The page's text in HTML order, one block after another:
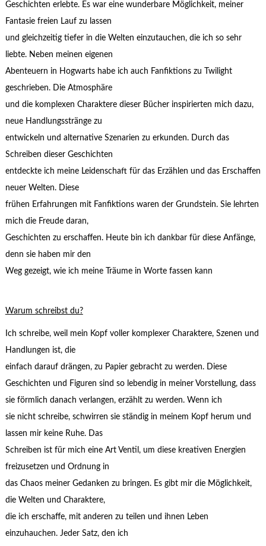
Geschichten erlebte. Es war eine wunderbare Möglichkeit, meiner
Fantasie freien Lauf zu lassen
und gleichzeitig tiefer in die Welten einzutauchen, die ich so sehr
liebte. Neben meinen eigenen
Abenteuern in Hogwarts habe ich auch Fanfiktions zu Twilight
geschrieben. Die Atmosphäre
und die komplexen Charaktere dieser Bücher inspirierten mich dazu,
neue Handlungsstränge zu
entwickeln und alternative Szenarien zu erkunden. Durch das
Schreiben dieser Geschichten
entdeckte ich meine Leidenschaft für das Erzählen und das Erschaffen
neuer Welten. Diese
frühen Erfahrungen mit Fanfiktions waren der Grundstein. Sie lehrten
mich die Freude daran,
Geschichten zu erschaffen. Heute bin ich dankbar für diese Anfänge,
denn sie haben mir den
Weg gezeigt, wie ich meine Träume in Worte fassen kann
Warum schreibst du?
Ich schreibe, weil mein Kopf voller komplexer Charaktere, Szenen und
Handlungen ist, die
einfach darauf drängen, zu Papier gebracht zu werden. Diese
Geschichten und Figuren sind so lebendig in meiner Vorstellung, dass
sie förmlich danach verlangen, erzählt zu werden. Wenn ich
sie nicht schreibe, schwirren sie ständig in meinem Kopf herum und
lassen mir keine Ruhe. Das
Schreiben ist für mich eine Art Ventil, um diese kreativen Energien
freizusetzen und Ordnung in
das Chaos meiner Gedanken zu bringen. Es gibt mir die Möglichkeit,
die Welten und Charaktere,
die ich erschaffe, mit anderen zu teilen und ihnen Leben
einzuhauchen. Jeder Satz, den ich